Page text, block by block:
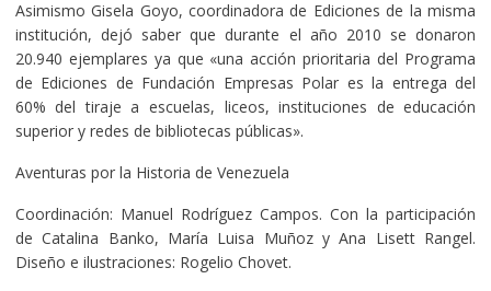
Asimismo Gisela Goyo, coordinadora de Ediciones de la misma
institución, dejó saber que durante el año 2010 se donaron
20.940 ejemplares ya que «una acción prioritaria del Programa
de Ediciones de Fundación Empresas Polar es la entrega del
60% del tiraje a escuelas, liceos, instituciones de educación
superior y redes de bibliotecas públicas».
Aventuras por la Historia de Venezuela
Coordinación: Manuel Rodríguez Campos. Con la participación
de Catalina Banko, María Luisa Muñoz y Ana Lisett Rangel.
Diseño e ilustraciones: Rogelio Chovet.